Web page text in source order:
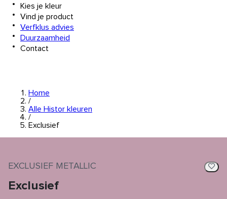
Kies je kleur
Vind je product
Verfklus advies
Duurzaamheid
Contact
Home
/
Alle Histor kleuren
/
Exclusief
EXCLUSIEF METALLIC
Exclusief